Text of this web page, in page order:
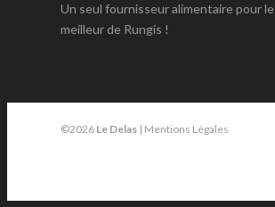
Un seul fournisseur alimentaire pour le
meilleur de Rungis !
©2026 Le Delas | Mentions Légales